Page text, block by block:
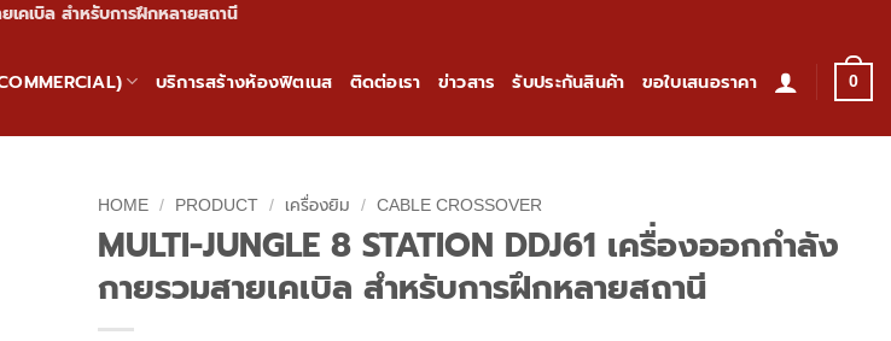
เคเบิล สำหรับการฝึกหลายสถานี
บริการสร้างห้องฟิตเนส ติดต่อเรา ข่าวสาร รับประกันสินค้า ขอใบเสนอราคา 0
HOME / PRODUCT / เครื่องยิม / CABLE CROSSOVER
MULTI-JUNGLE 8 STATION DDJ61 เครื่องออกกำลัง
กายรวมสายเคเบิล สำหรับการฝึกหลายสถานี